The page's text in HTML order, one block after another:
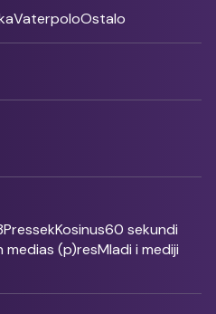
VaterpoloOstalo
PressekKosinus60 sekundi
medias (p)resMladi i mediji